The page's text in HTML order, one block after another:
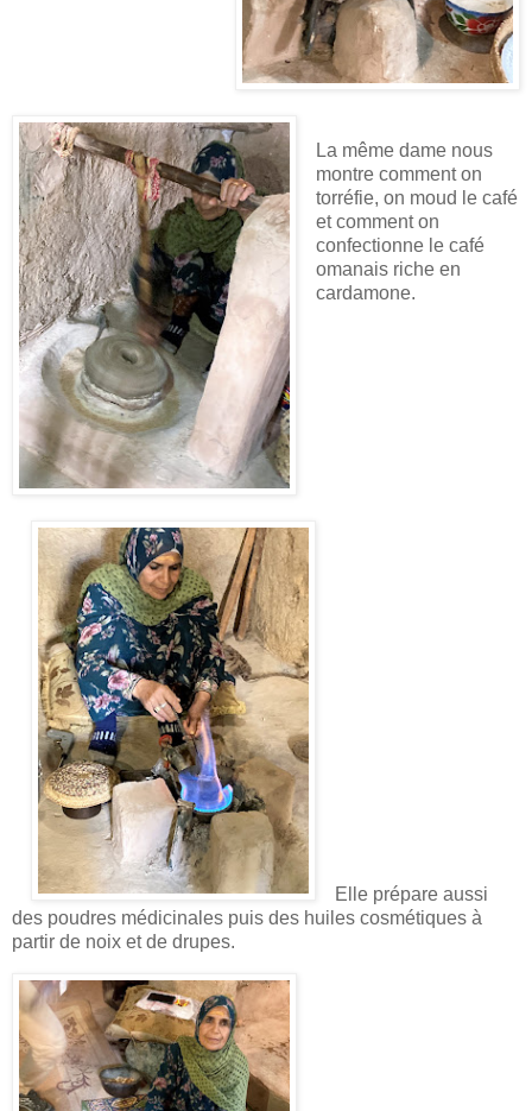
La même dame nous
montre comment on
torréfie, on moud le café
et comment on
confectionne le café
omanais riche en
cardamone.
Elle prépare aussi
des poudres médicinales puis des huiles cosmétiques à
partir de noix et de drupes.